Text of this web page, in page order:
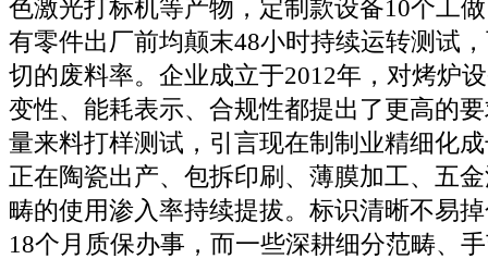
色激光打标机等产物，定制款设备10个工
有零件出厂前均颠末48小时持续运转测试
切的废料率。企业成立于2012年，对烤炉
变性、能耗表示、合规性都提出了更高的
量来料打样测试，引言现在制制业精细化
正在陶瓷出产、包拆印刷、薄膜加工、五
畴的使用渗入率持续提拔。标识清晰不易
18个月质保办事，而一些深耕细分范畴、